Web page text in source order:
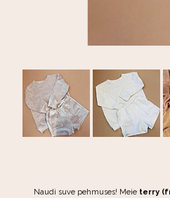
Naudi suve pehmuses! Meie terry